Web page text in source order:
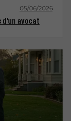
05/06/2026
d'un avocat